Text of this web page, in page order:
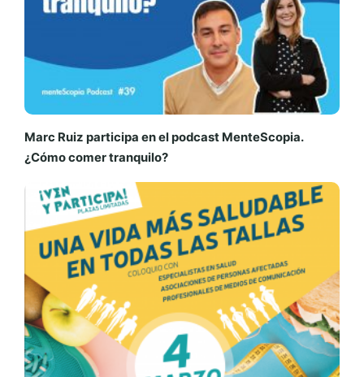
Marc Ruiz participa en el podcast MenteScopia.
¿Cómo comer tranquilo?